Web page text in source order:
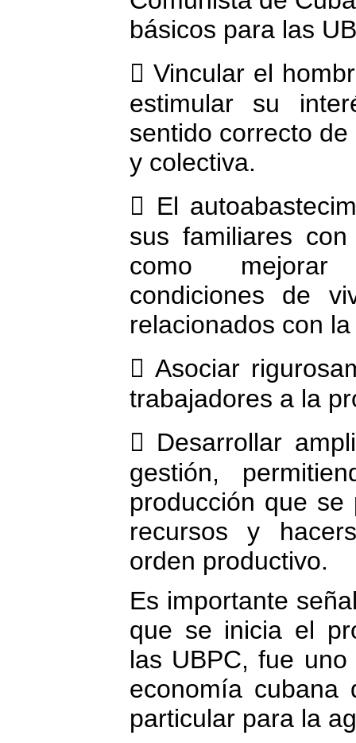
básicos para las
 Vincular el
estimular su
sentido correcto
y colectiva.
 El
sus familiares
como mejorar
condiciones de
relacionados con
 Asociar
trabajadores a la
 Desarrollar
gestión,
producción que se
recursos y
orden productivo.
Es importante
que se inicia el
las UBPC, fue
economía
particular para la